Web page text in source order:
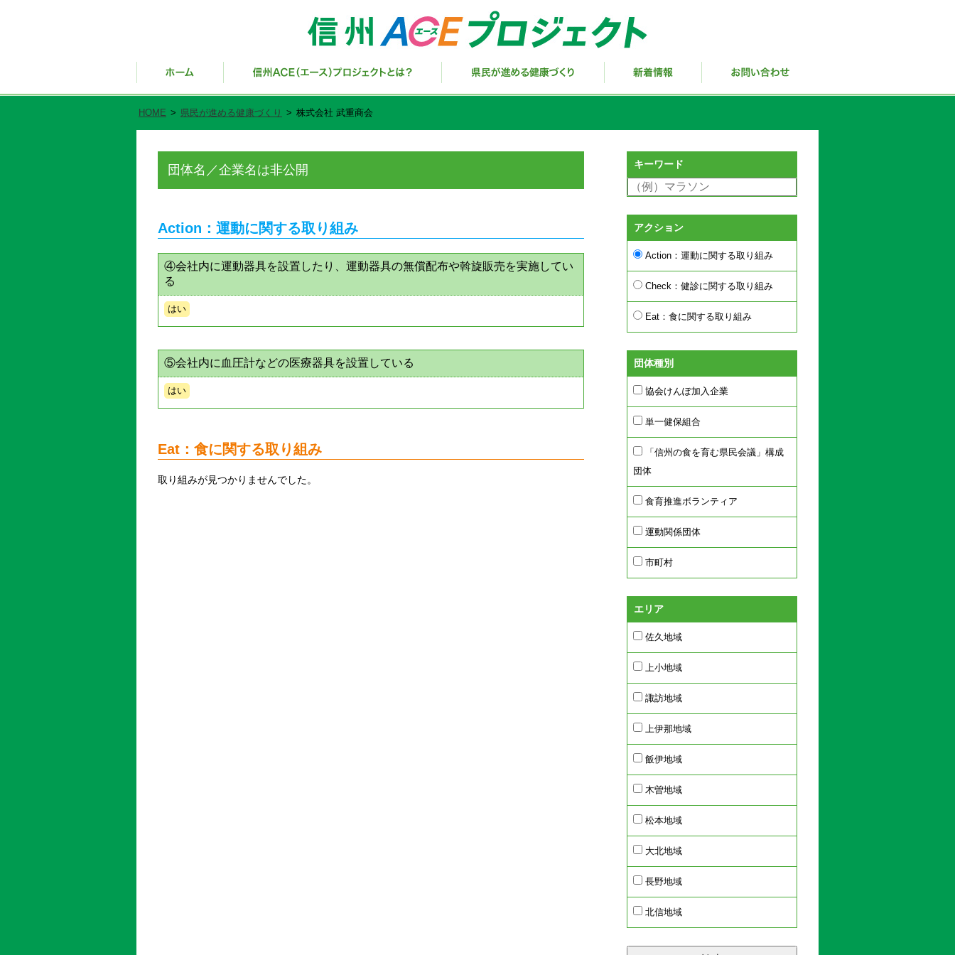
HOME > 県民が進める健康づくり > 株式会社 武重商会
団体名／企業名は非公開
Action：運動に関する取り組み
④会社内に運動器具を設置したり、運動器具の無償配布や斡旋販売を実施してい
る
はい
⑤会社内に血圧計などの医療器具を設置している
はい
Eat：食に関する取り組み
取り組みが見つかりませんでした。
キーワード
アクション
Action：運動に関する取り組み
Check：健診に関する取り組み
Eat：食に関する取り組み
団体種別
協会けんぽ加入企業
単一健保組合
「信州の食を育む県民会議」構成
団体
食育推進ボランティア
運動関係団体
市町村
エリア
佐久地域
上小地域
諏訪地域
上伊那地域
飯伊地域
木曽地域
松本地域
大北地域
長野地域
北信地域